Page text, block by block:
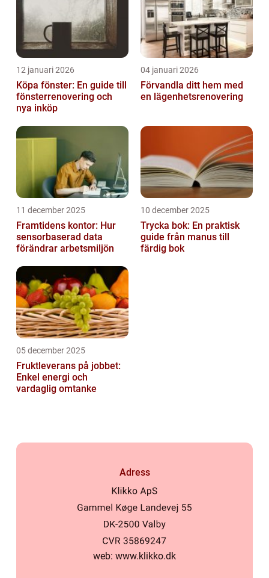
12 januari 2026
Köpa fönster: En guide till
fönsterrenovering och
nya inköp
04 januari 2026
Förvandla ditt hem med
en lägenhetsrenovering
11 december 2025
Framtidens kontor: Hur
sensorbaserad data
förändrar arbetsmiljön
10 december 2025
Trycka bok: En praktisk
guide från manus till
färdig bok
05 december 2025
Fruktleverans på jobbet:
Enkel energi och
vardaglig omtanke
Adress
web: www.klikko.dk